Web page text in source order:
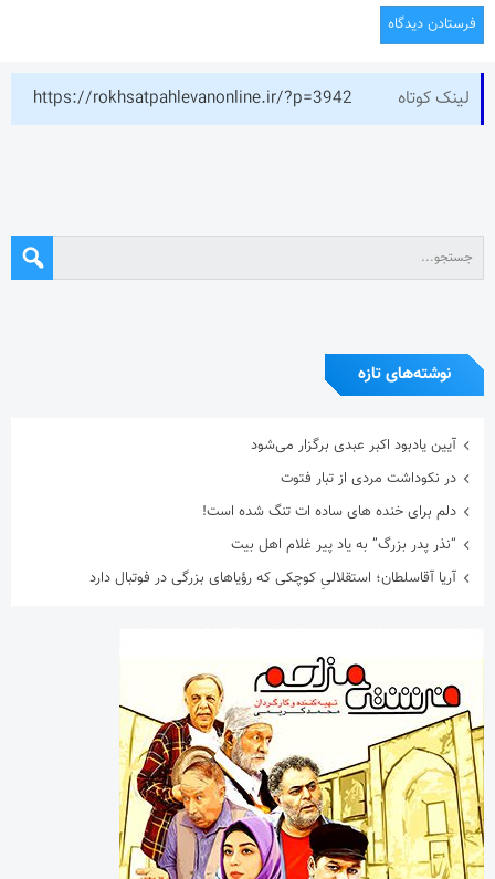
لینک کوتاه https://rokhsatpahlevanonline.ir/?p=3942
نوشته‌های تازه
آیین یادبود اکبر عبدی برگزار می‌شود
در نکوداشت مردی از تبار فتوت
دلم برای خنده های ساده ات تنگ شده است!
“نذر پدر بزرگ” به یاد پیر غلام اهل بیت
آریا آقاسلطان؛ استقلالیِ کوچکی که رؤیاهای بزرگی در فوتبال دارد